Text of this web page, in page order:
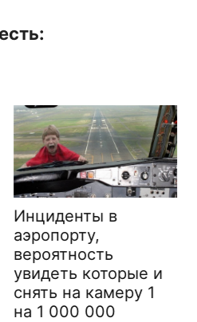
Инциденты в
аэропорту,
вероятность
увидеть которые и
снять на камеру 1
на 1 000 000